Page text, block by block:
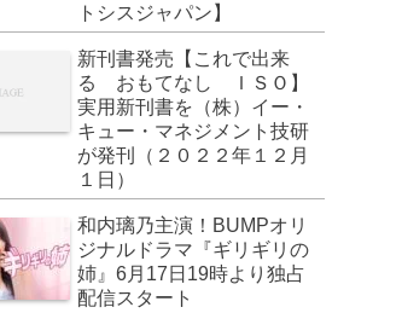
トシスジャパン】
新刊書発売【これで出来
る おもてなし ＩＳＯ】
実用新刊書を（株）イー・
キュー・マネジメント技研
が発刊（２０２２年１２月
１日）
和内璃乃主演！BUMPオリ
ジナルドラマ『ギリギリの
姉』6月17日19時より独占
配信スタート